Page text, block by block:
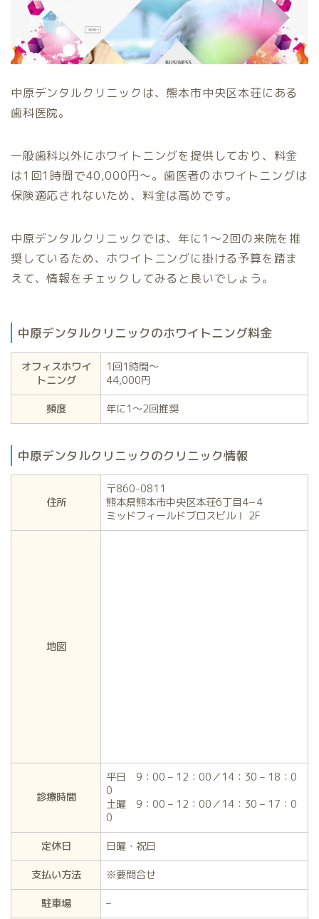
中原デンタルクリニックは、熊本市中央区本荘にある
歯科医院。
一般歯科以外にホワイトニングを提供しており、料金
は1回1時間で40,000円〜。歯医者のホワイトニングは
保険適応されないため、料金は高めです。
中原デンタルクリニックでは、年に1〜2回の来院を推
奨しているため、ホワイトニングに掛ける予算を踏ま
えて、情報をチェックしてみると良いでしょう。
中原デンタルクリニックのホワイトニング料金
オフィスホワイ
トニング
1回1時間～
44,000円
頻度
年に1〜2回推奨
中原デンタルクリニックのクリニック情報
住所
〒860-0811
熊本県熊本市中央区本荘6丁目4−4
ミッドフィールドブロスビルⅠ 2F
地図
診療時間
平日 9：00 – 12：00／14：30 – 18：0
0
土曜 9：00 – 12：00／14：30 – 17：0
0
定休日
日曜・祝日
支払い方法
※要問合せ
駐車場
–